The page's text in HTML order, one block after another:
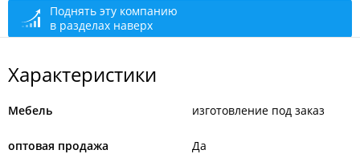
закрыто, откроется в 10:00
Поднять эту компанию
в разделах наверх
Характеристики
Мебель изготовление под заказ
оптовая продажа Да